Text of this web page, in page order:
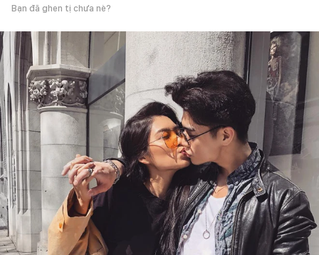
Bạn đã ghen tị chưa nè?